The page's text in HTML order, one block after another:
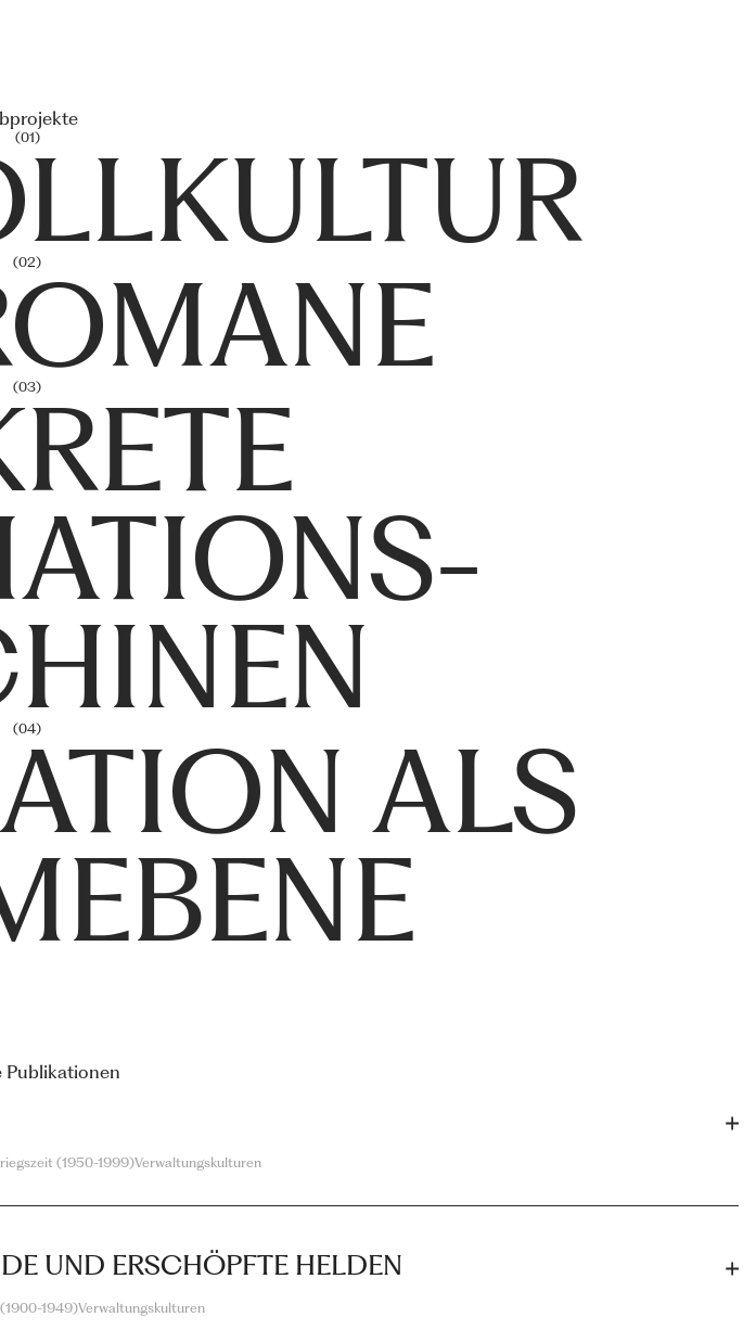
(01)
(02)
(03)
(04) ALS
Publikationen
(1950-1999)Verwaltungskulturen
UND ERSCHÖPFTE HELDEN
1949)Verwaltungskulturen